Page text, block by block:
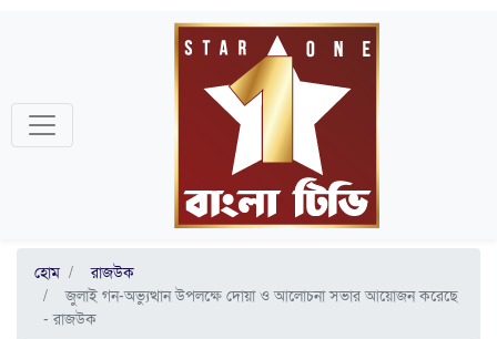
হোম
রাজউক
জুলাই গন-অভ্যুত্থান উপলক্ষে দোয়া ও আলোচনা সভার আয়োজন করেছে
- রাজউক